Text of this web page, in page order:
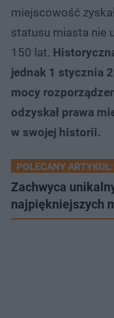
miejscowość
statusu miasta nie
150 lat.
jednak 1 stycznia
mocy
odzyskał prawa
w swojej historii.
POLECANY ARTYKUŁ:
Zachwyca
najpiękniejszych